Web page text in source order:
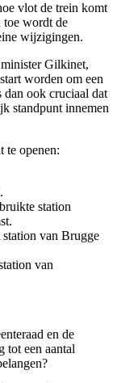
vlot de trein komt
toe wordt de
wijzigingen.
Gilkinet,
worden om een
ook cruciaal dat
standpunt innemen
te openen:
station
station van Brugge
van
en de
tot een aantal